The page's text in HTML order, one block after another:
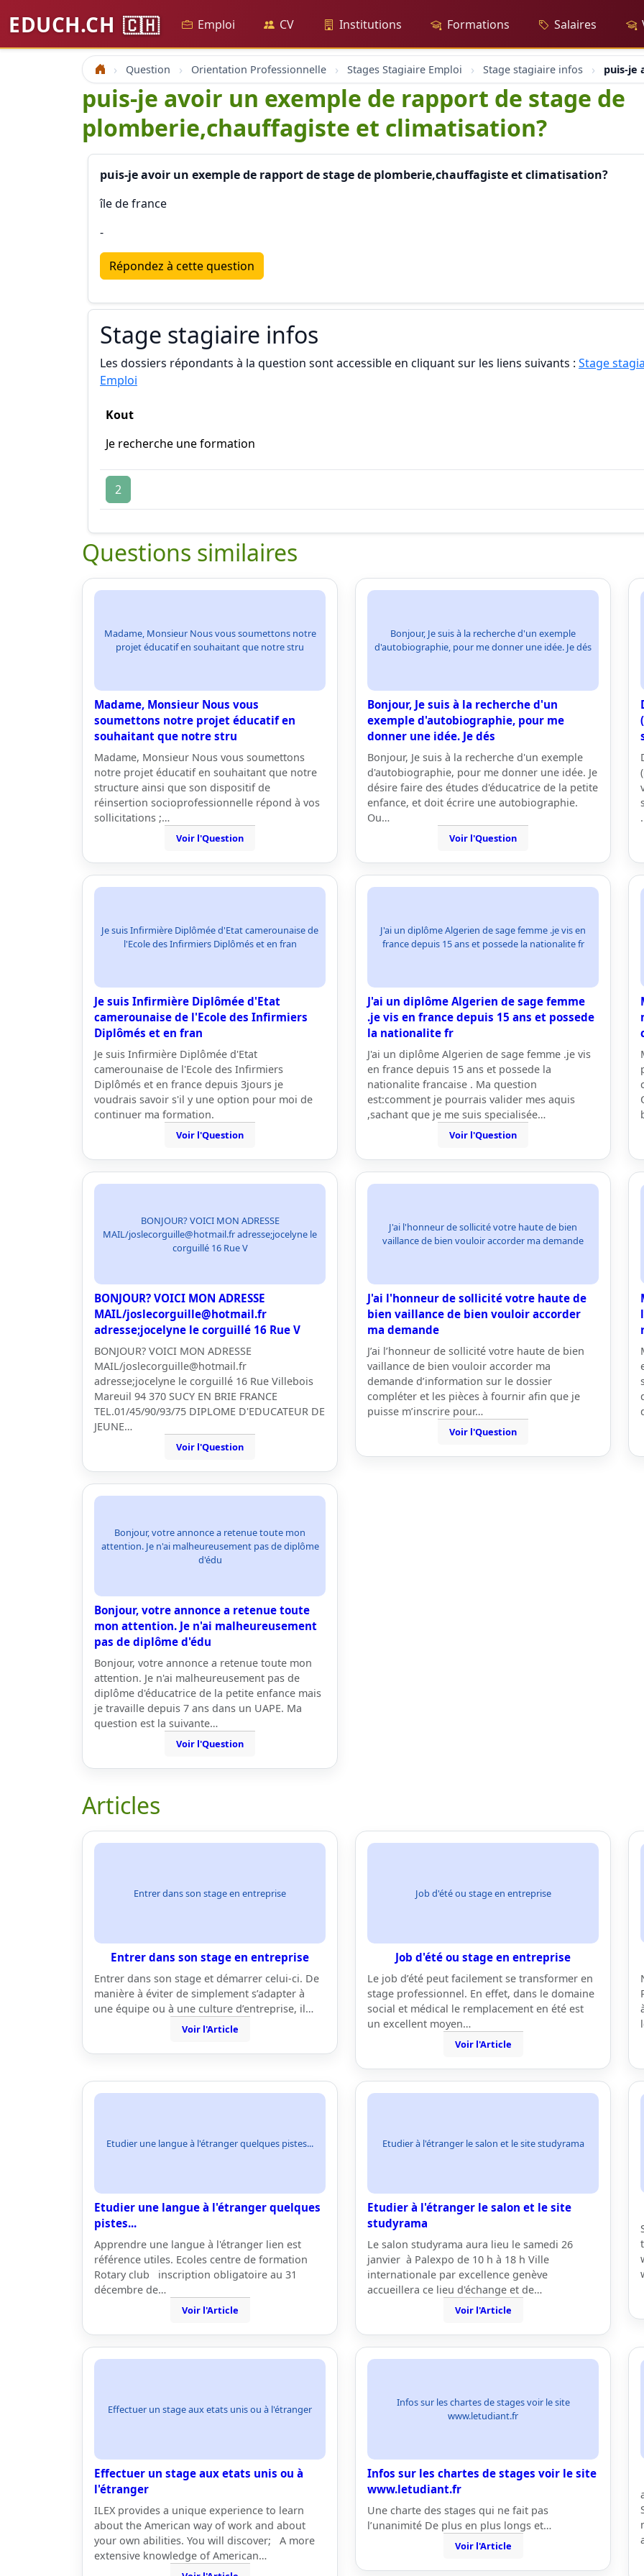
EDUCH.CH 🇨🇭 Emploi CV Institutions Formations Salaires
Accueil Question Orientation Professionnelle Stages Stagiaire Emploi Stage stagiaire infos puis-je
puis-je avoir un exemple de rapport de stage de
plomberie,chauffagiste et climatisation?
puis-je avoir un exemple de rapport de stage de plomberie,chauffagiste et climatisation?
île de france
-
Répondez à cette question
Stage stagiaire infos
Les dossiers répondants à la question sont accessible en cliquant sur les liens suivants : Stage
Emploi
Kout
Je recherche une formation
2
Questions similaires
Madame, Monsieur Nous vous soumettons notre
projet éducatif en souhaitant que notre stru
Madame, Monsieur Nous vous
soumettons notre projet éducatif en
souhaitant que notre stru
Madame, Monsieur Nous vous soumettons
notre projet éducatif en souhaitant que notre
structure ainsi que son dispositif de
réinsertion socioprofessionnelle répond à vos
sollicitations ;…
Voir l'Question
Bonjour, Je suis à la recherche d'un exemple
d'autobiographie, pour me donner une idée. Je dés
Bonjour, Je suis à la recherche d'un
exemple d'autobiographie, pour me
donner une idée. Je dés
Bonjour, Je suis à la recherche d'un exemple
d'autobiographie, pour me donner une idée. Je
désire faire des études d'éducatrice de la petite
enfance, et doit écrire une autobiographie.
Ou…
Voir l'Question
Je suis Infirmière Diplômée d'Etat camerounaise de
l'Ecole des Infirmiers Diplômés et en fran
Je suis Infirmière Diplômée d'Etat
camerounaise de l'Ecole des Infirmiers
Diplômés et en fran
Je suis Infirmière Diplômée d'Etat
camerounaise de l'Ecole des Infirmiers
Diplômés et en france depuis 3jours je
voudrais savoir s'il y une option pour moi de
continuer ma formation.
Voir l'Question
J'ai un diplôme Algerien de sage femme .je vis en
france depuis 15 ans et possede la nationalite fr
J'ai un diplôme Algerien de sage femme
.je vis en france depuis 15 ans et possede
la nationalite fr
J'ai un diplôme Algerien de sage femme .je vis
en france depuis 15 ans et possede la
nationalite francaise . Ma question
est:comment je pourrais valider mes aquis
,sachant que je me suis specialisée…
Voir l'Question
BONJOUR? VOICI MON ADRESSE
MAIL/joslecorguille@hotmail.fr adresse;jocelyne le
corguillé 16 Rue V
BONJOUR? VOICI MON ADRESSE
MAIL/joslecorguille@hotmail.fr
adresse;jocelyne le corguillé 16 Rue V
BONJOUR? VOICI MON ADRESSE
MAIL/joslecorguille@hotmail.fr
adresse;jocelyne le corguillé 16 Rue Villebois
Mareuil 94 370 SUCY EN BRIE FRANCE
TEL.01/45/90/93/75 DIPLOME D'EDUCATEUR DE
JEUNE…
Voir l'Question
J'ai l'honneur de sollicité votre haute de bien
vaillance de bien vouloir accorder ma demande
J'ai l'honneur de sollicité votre haute de
bien vaillance de bien vouloir accorder
ma demande
J’ai l’honneur de sollicité votre haute de bien
vaillance de bien vouloir accorder ma
demande d’information sur le dossier
compléter et les pièces à fournir afin que je
puisse m’inscrire pour…
Voir l'Question
Bonjour, votre annonce a retenue toute mon
attention. Je n'ai malheureusement pas de diplôme
d'édu
Bonjour, votre annonce a retenue toute
mon attention. Je n'ai malheureusement
pas de diplôme d'édu
Bonjour, votre annonce a retenue toute mon
attention. Je n'ai malheureusement pas de
diplôme d'éducatrice de la petite enfance mais
je travaille depuis 7 ans dans un UAPE. Ma
question est la suivante…
Voir l'Question
Articles
Entrer dans son stage en entreprise
Entrer dans son stage en entreprise
Entrer dans son stage et démarrer celui-ci. De
manière à éviter de simplement s’adapter à
une équipe ou à une culture d’entreprise, il…
Voir l'Article
Job d'été ou stage en entreprise
Job d'été ou stage en entreprise
Le job d’été peut facilement se transformer en
stage professionnel. En effet, dans le domaine
social et médical le remplacement en été est
un excellent moyen…
Voir l'Article
Etudier une langue à l'étranger quelques pistes...
Etudier une langue à l'étranger quelques
pistes...
Apprendre une langue à l'étranger lien est
référence utiles. Ecoles centre de formation
Rotary club inscription obligatoire au 31
décembre de…
Voir l'Article
Etudier à l'étranger le salon et le site studyrama
Etudier à l'étranger le salon et le site
studyrama
Le salon studyrama aura lieu le samedi 26
janvier à Palexpo de 10 h à 18 h Ville
internationale par excellence genève
accueillera ce lieu d'échange et de…
Voir l'Article
Effectuer un stage aux etats unis ou à l'étranger
Effectuer un stage aux etats unis ou à
l'étranger
ILEX provides a unique experience to learn
about the American way of work and about
your own abilities. You will discover; A more
extensive knowledge of American…
Infos sur les chartes de stages voir le site
www.letudiant.fr
Infos sur les chartes de stages voir le site
www.letudiant.fr
Une charte des stages qui ne fait pas
l’unanimité De plus en plus longs et…
Voir l'Article